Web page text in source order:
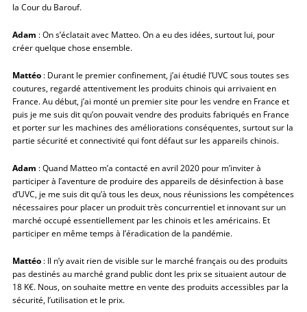
la Cour du Barouf.
Adam : On s’éclatait avec Matteo. On a eu des idées, surtout lui, pour
créer quelque chose ensemble.
Mattéo : Durant le premier confinement, j’ai étudié l’UVC sous toutes ses
coutures, regardé attentivement les produits chinois qui arrivaient en
France. Au début, j’ai monté un premier site pour les vendre en France et
puis je me suis dit qu’on pouvait vendre des produits fabriqués en France
et porter sur les machines des améliorations conséquentes, surtout sur la
partie sécurité et connectivité qui font défaut sur les appareils chinois.
Adam : Quand Matteo m’a contacté en avril 2020 pour m’inviter à
participer à l’aventure de produire des appareils de désinfection à base
d’UVC, je me suis dit qu’à tous les deux, nous réunissions les compétences
nécessaires pour placer un produit très concurrentiel et innovant sur un
marché occupé essentiellement par les chinois et les américains. Et
participer en même temps à l’éradication de la pandémie.
Mattéo : Il n’y avait rien de visible sur le marché français ou des produits
pas destinés au marché grand public dont les prix se situaient autour de
18 K€. Nous, on souhaite mettre en vente des produits accessibles par la
sécurité, l’utilisation et le prix.